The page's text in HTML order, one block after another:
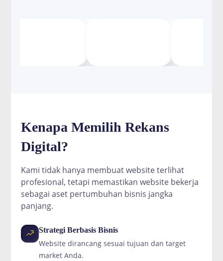
Kenapa Memilih Rekans
Digital?
Kami tidak hanya membuat website terlihat
profesional, tetapi memastikan website bekerja
sebagai aset pertumbuhan bisnis jangka
panjang.
Strategi Berbasis Bisnis
Website dirancang sesuai tujuan dan target
market Anda.